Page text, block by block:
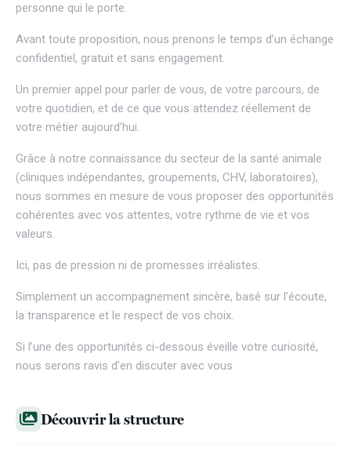
personne qui le porte.
Avant toute proposition, nous prenons le temps d’un échange
confidentiel, gratuit et sans engagement.
Un premier appel pour parler de vous, de votre parcours, de
votre quotidien, et de ce que vous attendez réellement de
votre métier aujourd’hui.
Grâce à notre connaissance du secteur de la santé animale
(cliniques indépendantes, groupements, CHV, laboratoires),
nous sommes en mesure de vous proposer des opportunités
cohérentes avec vos attentes, votre rythme de vie et vos
valeurs.
Ici, pas de pression ni de promesses irréalistes.
Simplement un accompagnement sincère, basé sur l’écoute,
la transparence et le respect de vos choix.
Si l’une des opportunités ci-dessous éveille votre curiosité,
nous serons ravis d’en discuter avec vous
Découvrir la structure